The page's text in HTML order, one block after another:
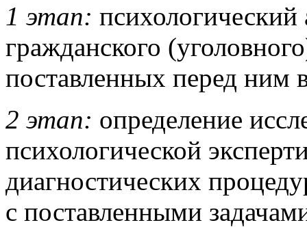
1 этап: психологический
гражданского
поставленных перед ним
2 этап: определение
психологической
диагностических
с поставленными